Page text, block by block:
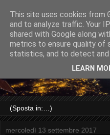
mercoledì 13 settembre 2017
This site uses cookies from
and to analyze traffic. Your
shared with Google along
metrics to ensure quality of
statistics, and to detect and
LEARN